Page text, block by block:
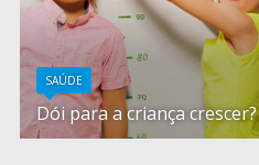
SAÚDE
Dói para a criança crescer?